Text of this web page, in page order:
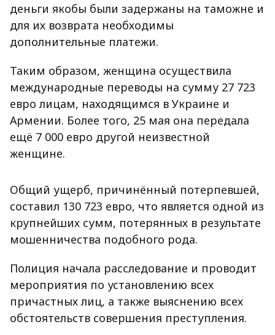
деньги якобы были задержаны на таможне и
для их возврата необходимы
дополнительные платежи.
Таким образом, женщина осуществила
международные переводы на сумму 27 723
евро лицам, находящимся в Украине и
Армении. Более того, 25 мая она передала
ещё 7 000 евро другой неизвестной
женщине.
Общий ущерб, причинённый потерпевшей,
составил 130 723 евро, что является одной из
крупнейших сумм, потерянных в результате
мошенничества подобного рода.
Полиция начала расследование и проводит
мероприятия по установлению всех
причастных лиц, а также выяснению всех
обстоятельств совершения преступления.